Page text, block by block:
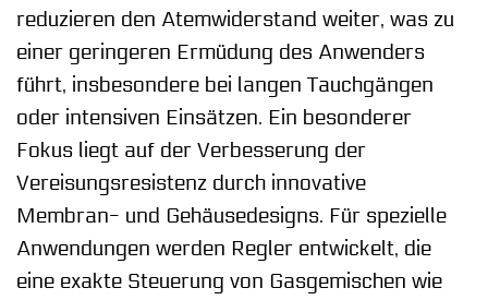
reduzieren den Atemwiderstand weiter, was zu
einer geringeren Ermüdung des Anwenders
führt, insbesondere bei langen Tauchgängen
oder intensiven Einsätzen. Ein besonderer
Fokus liegt auf der Verbesserung der
Vereisungsresistenz durch innovative
Membran- und Gehäusedesigns. Für spezielle
Anwendungen werden Regler entwickelt, die
eine exakte Steuerung von Gasgemischen wie